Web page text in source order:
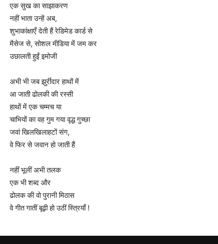
एक सुख का साझाकरण
नहीं भाता उन्हें अब,
शुभाकांक्षाएँ देती हैं रेडिमेड कार्ड से
मैसेज से, सोशल मीडिया में जम कर
उछालती हुईं इमोजी
अभी भी जब झुर्रीदार हाथों में
आ जाती ढोलकी की रस्सी
हाथों में एक चम्मच या
चाभियों का वह गुम गया वृद्ध गुच्छा
जवां खिलखिलाहटों संग,
वे फिर से जवान हो जाती हैं
नहीं भूलीं अभी तलक
एक भी शब्द और
ढोलक की वो पुरानी मिठास
वे गीत गातीं बूढ़ी हो उठीं स्त्रियाँ !